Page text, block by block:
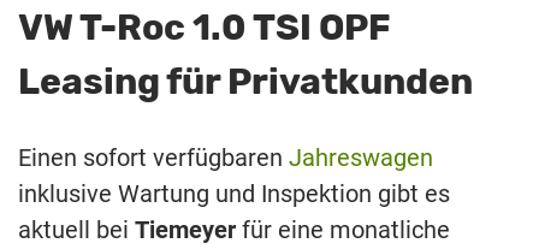
VW T-Roc 1.0 TSI OPF
Leasing für Privatkunden
Einen sofort verfügbaren Jahreswagen
inklusive Wartung und Inspektion gibt es
aktuell bei Tiemeyer für eine monatliche